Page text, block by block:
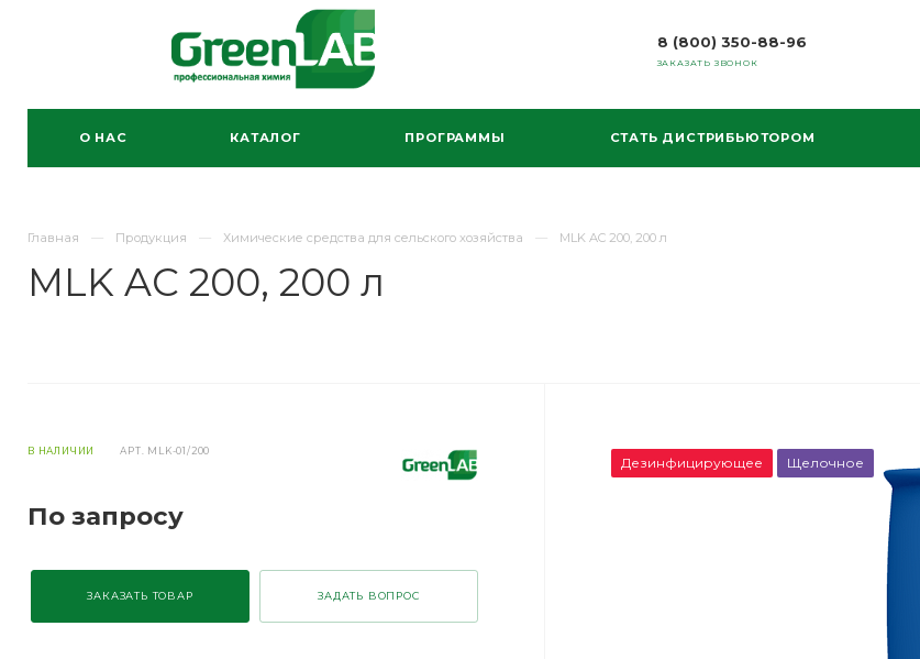
8 (800) 350-88-96
ЗАКАЗАТЬ ЗВОНОК
О НАС КАТАЛОГ ПРОГРАММЫ СТАТЬ ДИСТРИБЬЮТОРОМ
Главная Продукция Химические средства для сельского хозяйства MLK AC 200, 200 л
MLK AC 200, 200 л
В НАЛИЧИИ АРТ. MLK-01/200
По запросу
ЗАКАЗАТЬ ТОВАР ЗАДАТЬ ВОПРОС
Дезинфицирующее Щелочное